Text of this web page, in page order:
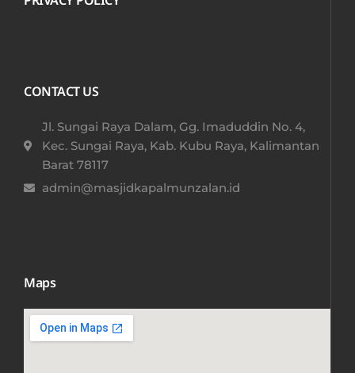
CONTACT US
Jl. Sungai Raya Dalam, Gg. Imaduddin No. 4,
Kec. Sungai Raya, Kab. Kubu Raya, Kalimantan
Barat 78117​
admin@masjidkapalmunzalan.id
Maps